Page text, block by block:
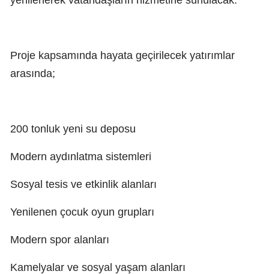
Proje kapsamında hayata geçirilecek yatırımlar
arasında;
200 tonluk yeni su deposu
Modern aydınlatma sistemleri
Sosyal tesis ve etkinlik alanları
Yenilenen çocuk oyun grupları
Modern spor alanları
Kamelyalar ve sosyal yaşam alanları